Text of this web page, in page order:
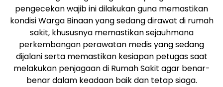
pengecekan wajib ini dilakukan guna memastikan
kondisi Warga Binaan yang sedang dirawat di rumah
sakit, khususnya memastikan sejauhmana
perkembangan perawatan medis yang sedang
dijalani serta memastikan kesiapan petugas saat
melakukan penjagaan di Rumah Sakit agar benar-
benar dalam keadaan baik dan tetap siaga.